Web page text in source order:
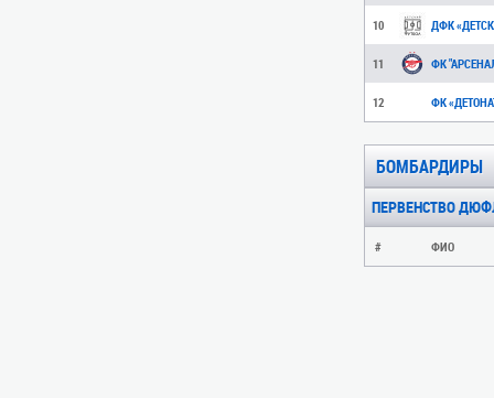
10 ДФК
11 ФК
12 ФК
БОМБАРДИРЫ
ПЕРВЕНСТВО
# ФИО